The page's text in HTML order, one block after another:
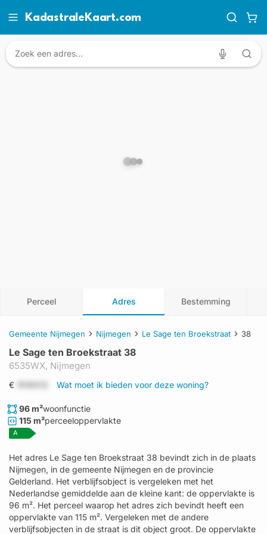
KadastraleKaart.com
Perceel Adres Bestemming
Gemeente Nijmegen Nijmegen Le Sage ten Broekstraat 38
Le Sage ten Broekstraat 38
6535WX, Nijmegen
€ Wat moet ik bieden voor deze woning?
96 m²woonfunctie
115 m²perceeloppervlakte
A
Het adres Le Sage ten Broekstraat 38 bevindt zich in de plaats
Nijmegen, in de gemeente Nijmegen en de provincie
Gelderland. Het verblijfsobject is vergeleken met het
Nederlandse gemiddelde aan de kleine kant: de oppervlakte is
96 m². Het perceel waarop het adres zich bevindt heeft een
oppervlakte van 115 m². Vergeleken met de andere
verblijfsobjecten in de straat is dit object groot. De oppervlakte